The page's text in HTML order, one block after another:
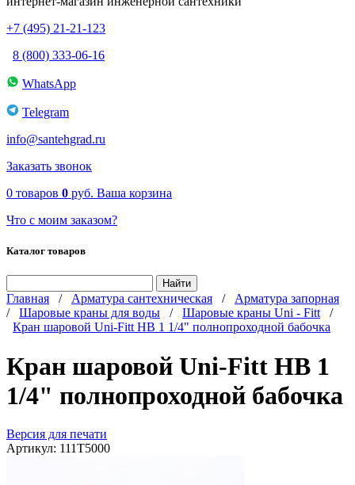
+7 (495) 21-21-123
8 (800) 333-06-16
WhatsApp
Telegram
info@santehgrad.ru
Заказать звонок
0 товаров 0 руб. Ваша корзина
Что с моим заказом?
Каталог товаров
Главная / Арматура сантехническая / Арматура запорная
/ Шаровые краны для воды / Шаровые краны Uni - Fitt /
Кран шаровой Uni-Fitt НВ 1 1/4" полнопроходной бабочка
Кран шаровой Uni-Fitt НВ 1
1/4" полнопроходной бабочка
Версия для печати
Артикул: 111T5000